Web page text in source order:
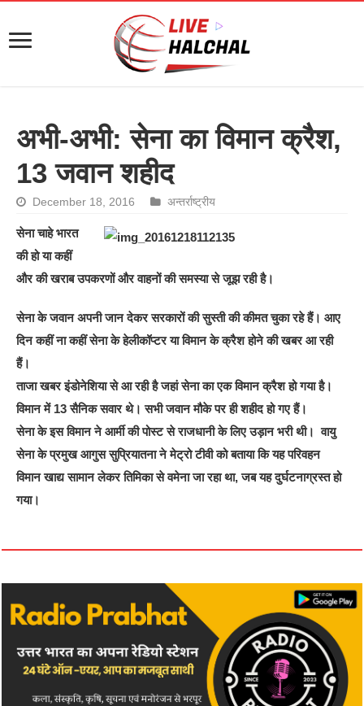
अभी-अभी: सेना का विमान क्रैश,
13 जवान शहीद
December 18, 2016 अन्तर्राष्ट्रीय
सेना चाहे भारत
की हो या कहीं
और की खराब उपकरणों और वाहनों की समस्या से जूझ रही है।
सेना के जवान अपनी जान देकर सरकारों की सुस्ती की कीमत चुका रहे हैं। आए
दिन कहीं ना कहीं सेना के हेलीकॉप्टर या विमान के क्रैश होने की खबर आ रही
हैं।
ताजा खबर इंडोनेशिया से आ रही है जहां सेना का एक विमान क्रैश हो गया है।
विमान में 13 सैनिक सवार थे। सभी जवान मौके पर ही शहीद हो गए हैं।
सेना के इस विमान ने आर्मी की पोस्ट से राजधानी के लिए उड़ान भरी थी। वायु
सेना के प्रमुख आगुस सुप्रियातना ने मेट्रो टीवी को बताया कि यह परिवहन
विमान खाद्य सामान लेकर तिमिका से वमेना जा रहा था, जब यह दुर्घटनाग्रस्त हो
गया।